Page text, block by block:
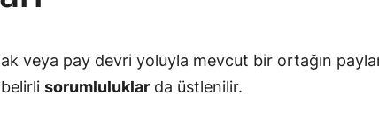
veya pay devri yoluyla mevcut bir ortağın
sorumluluklarda üstlenilir.